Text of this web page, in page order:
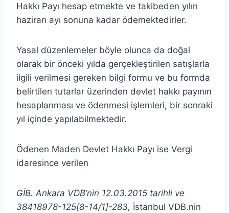
Hakkı Payı hesap etmekte ve takibeden yılın
haziran ayı sonuna kadar ödemektedirler.
Yasal düzenlemeler böyle olunca da doğal
olarak bir önceki yılda gerçekleştirilen satışlarla
ilgili verilmesi gereken bilgi formu ve bu formda
belirtilen tutarlar üzerinden devlet hakkı payının
hesaplanması ve ödenmesi işlemleri, bir sonraki
yıl içinde yapılabilmektedir.
Ödenen Maden Devlet Hakkı Payı ise Vergi
idaresince verilen
GİB. Ankara VDB’nin 12.03.2015 tarihli ve
38418978-125[8-14/1]-283, İstanbul VDB.nin